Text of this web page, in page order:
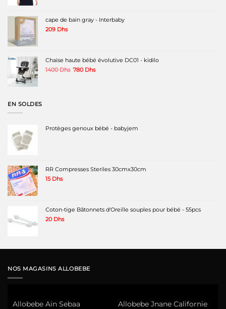
était :
219 Dhs.
est :
169 Dhs.
cape de bain gray - Interbaby
209 Dhs
Chaise haute bébé évolutive DC01 - kidilo
1400Dhs Le
780 DhsLe
EN SOLDES
Protèges genoux bébé - babyjem
RR Compresses Steriles 30cmx30cm
15 Dhs
Coton-tige Bâtonnets d'Oreille souples pour bébé - 55pcs
20 Dhs
NOS MAGASINS ALLOBEBE
Allobebe Ain Sebaa Allobebe Jnane Californie